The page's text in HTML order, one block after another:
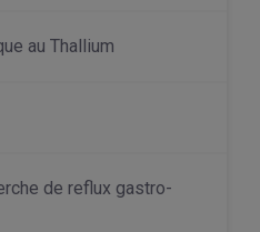
au Thallium
de reflux gastro-